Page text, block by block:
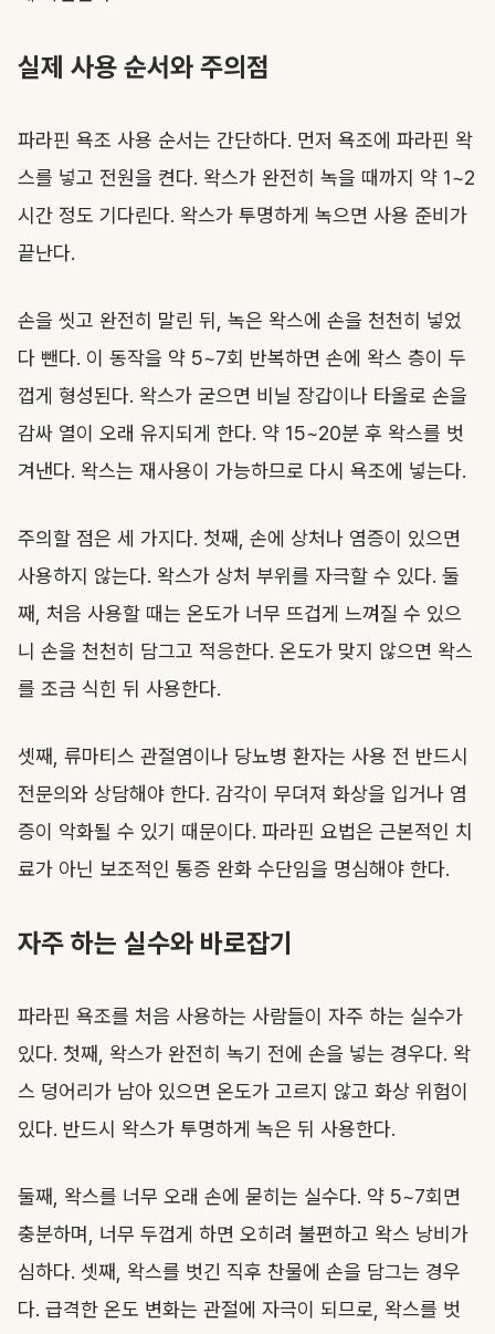
실제 사용 순서와 주의점
파라핀 욕조 사용 순서는 간단하다. 먼저 욕조에 파라핀 왁
스를 넣고 전원을 켠다. 왁스가 완전히 녹을 때까지 약 1~2
시간 정도 기다린다. 왁스가 투명하게 녹으면 사용 준비가
끝난다.
손을 씻고 완전히 말린 뒤, 녹은 왁스에 손을 천천히 넣었
다 뺀다. 이 동작을 약 5~7회 반복하면 손에 왁스 층이 두
껍게 형성된다. 왁스가 굳으면 비닐 장갑이나 타올로 손을
감싸 열이 오래 유지되게 한다. 약 15~20분 후 왁스를 벗
겨낸다. 왁스는 재사용이 가능하므로 다시 욕조에 넣는다.
주의할 점은 세 가지다. 첫째, 손에 상처나 염증이 있으면
사용하지 않는다. 왁스가 상처 부위를 자극할 수 있다. 둘
째, 처음 사용할 때는 온도가 너무 뜨겁게 느껴질 수 있으
니 손을 천천히 담그고 적응한다. 온도가 맞지 않으면 왁스
를 조금 식힌 뒤 사용한다.
셋째, 류마티스 관절염이나 당뇨병 환자는 사용 전 반드시
전문의와 상담해야 한다. 감각이 무뎌져 화상을 입거나 염
증이 악화될 수 있기 때문이다. 파라핀 요법은 근본적인 치
료가 아닌 보조적인 통증 완화 수단임을 명심해야 한다.
자주 하는 실수와 바로잡기
파라핀 욕조를 처음 사용하는 사람들이 자주 하는 실수가
있다. 첫째, 왁스가 완전히 녹기 전에 손을 넣는 경우다. 왁
스 덩어리가 남아 있으면 온도가 고르지 않고 화상 위험이
있다. 반드시 왁스가 투명하게 녹은 뒤 사용한다.
둘째, 왁스를 너무 오래 손에 묻히는 실수다. 약 5~7회면
충분하며, 너무 두껍게 하면 오히려 불편하고 왁스 낭비가
심하다. 셋째, 왁스를 벗긴 직후 찬물에 손을 담그는 경우
다. 급격한 온도 변화는 관절에 자극이 되므로, 왁스를 벗